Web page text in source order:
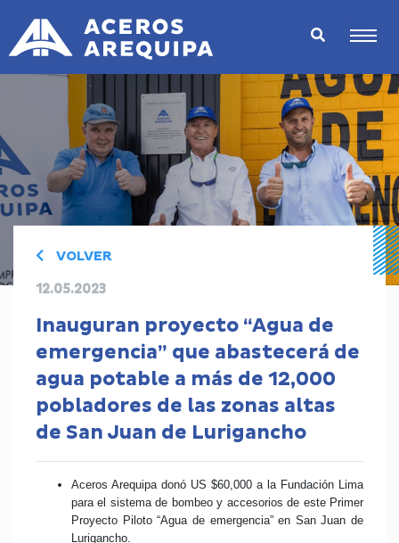
VOLVER
12.05.2023
Inauguran proyecto “Agua de
emergencia” que abastecerá de
agua potable a más de 12,000
pobladores de las zonas altas
de San Juan de Lurigancho
Aceros Arequipa donó US $60,000 a la Fundación Lima
para el sistema de bombeo y accesorios de este Primer
Proyecto Piloto “Agua de emergencia” en San Juan de
Lurigancho.